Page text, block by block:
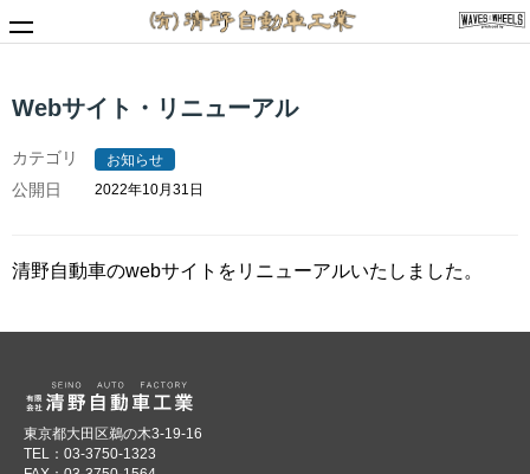
MENU
清野自動車工業Webサイト
トップページ
車検
・整備工場便り
会社情報
Webサイト・リニューアル
カテゴリ お知らせ
公開日 2022年10月31日
清野自動車のwebサイトをリニューアルいたしました。
東京都大田区鵜の木3-19-16
TEL：03-3750-1323